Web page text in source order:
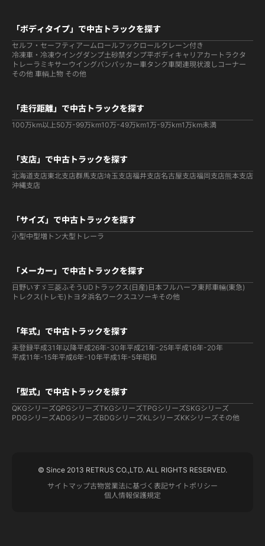
「ボディタイプ」で中古トラックを探す
セルフ・セーフティ アームロールフックロールクレーン付き
冷凍車・冷凍ウイングダンプ土砂禁ダンプ平ボディ キャリアカー トラクタ
トレーラ ミキサーウイングバンパッカー車タンク車関連現状渡しコーナー
その他 車輌上物 その他
「走行距離」で中古トラックを探す
100万km以上50万-99万km10万-49万km1万-9万km1万km未満
「支店」で中古トラックを探す
北海道支店東北支店群馬支店埼玉支店福井支店名古屋支店福岡支店熊本支店
沖縄支店
「サイズ」で中古トラックを探す
小型中型増トン大型 トレーラ
「メーカー」で中古トラックを探す
日野いすゞ 三菱ふそう UDトラックス(日産) 日本フルハーフ 東邦車輛(東急)
トレクス(トレモ) トヨタ浜名ワークスユソーキその他
「年式」で中古トラックを探す
未登録平成31年以降平成26年-30年平成21年-25年平成16年-20年
平成11年-15年平成6年-10年平成1年-5年昭和
「型式」で中古トラックを探す
QKGシリーズQPGシリーズTKGシリーズTPGシリーズSKGシリーズ
PDGシリーズADGシリーズBDGシリーズKLシリーズKKシリーズその他
© Since 2013 RETRUS CO.,LTD. ALL RIGHTS RESERVED.
サイトマップ古物営業法に基づく表記サイトポリシー
個人情報保護規定